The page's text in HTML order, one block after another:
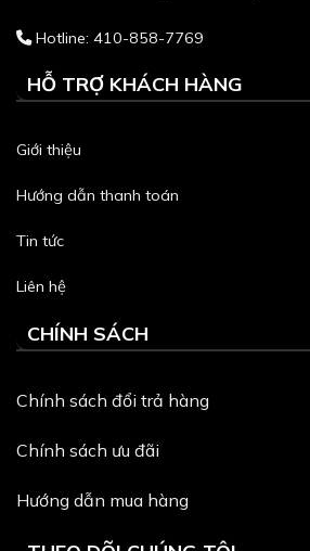
Hotline: 410-858-7769
HỖ TRỢ KHÁCH HÀNG
Giới thiệu
Hướng dẫn thanh toán
Tin tức
Liên hệ
CHÍNH SÁCH
Chính sách đổi trả hàng
Chính sách ưu đãi
Hướng dẫn mua hàng